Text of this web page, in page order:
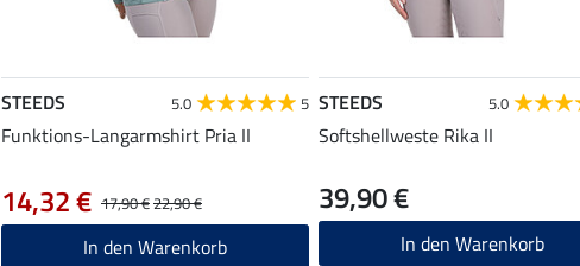
STEEDS 5.0 5
Funktions-Langarmshirt Pria II
17,90 €22,90 €
14,32 €
In den Warenkorb
STEEDS 5.0
Softshellweste Rika II
39,90 €
In den Warenkorb